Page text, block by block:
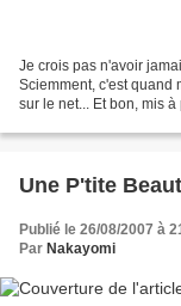
Je crois pas n'avoir
Sciemment, c'est quand
sur le net... Et bon, mis
Une P'tite
Publié le 26/08/2007 à
Par Nakayomi